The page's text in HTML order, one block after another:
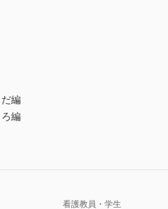
編
編
看護教員・学生